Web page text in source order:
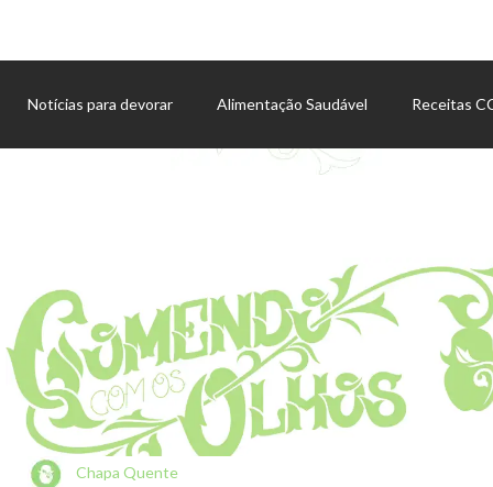
Notícias para devorar Alimentação Saudável Receitas
Chapa Quente